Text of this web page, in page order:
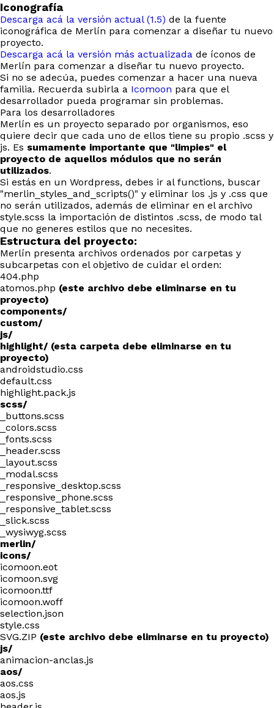
Iconografía
Descarga acá la versión actual (1.5) de la fuente
iconográfica de Merlín para comenzar a diseñar tu nuevo
proyecto.
Descarga acá la versión más actualizada de íconos de
Merlín para comenzar a diseñar tu nuevo proyecto.
Si no se adecúa, puedes comenzar a hacer una nueva
familia. Recuerda subirla a Icomoon para que el
desarrollador pueda programar sin problemas.
Para los desarrolladores
Merlín es un proyecto separado por organismos, eso
quiere decir que cada uno de ellos tiene su propio .scss y
js. Es sumamente importante que "limpies" el
proyecto de aquellos módulos que no serán
utilizados.
Si estás en un Wordpress, debes ir al functions, buscar
"merlin_styles_and_scripts()" y eliminar los .js y .css que
no serán utilizados, además de eliminar en el archivo
style.scss la importación de distintos .scss, de modo tal
que no generes estilos que no necesites.
Estructura del proyecto:
Merlín presenta archivos ordenados por carpetas y
subcarpetas con el objetivo de cuidar el orden:
404.php
atomos.php (este archivo debe eliminarse en tu
proyecto)
components/
custom/
js/
highlight/ (esta carpeta debe eliminarse en tu
proyecto)
androidstudio.css
default.css
highlight.pack.js
scss/
_buttons.scss
_colors.scss
_fonts.scss
_header.scss
_layout.scss
_modal.scss
_responsive_desktop.scss
_responsive_phone.scss
_responsive_tablet.scss
_slick.scss
_wysiwyg.scss
merlin/
icons/
icomoon.eot
icomoon.svg
icomoon.ttf
icomoon.woff
selection.json
style.css
SVG.ZIP (este archivo debe eliminarse en tu proyecto)
js/
animacion-anclas.js
aos/
aos.css
aos.js